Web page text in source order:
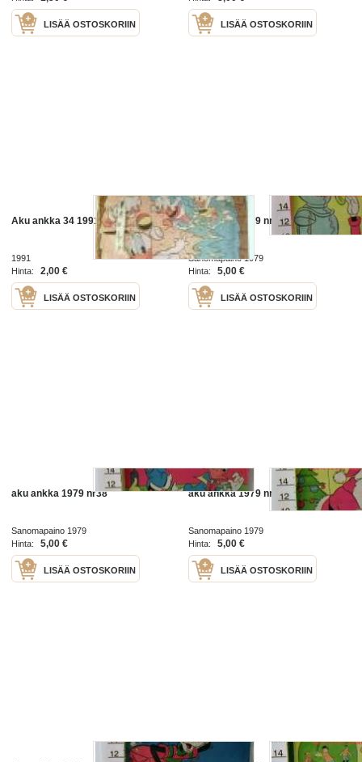
LISÄÄ OSTOSKORIIN LISÄÄ OSTOSKORIIN
Aku ankka 34 1991
1991
Hinta:
2,00 €
LISÄÄ OSTOSKORIIN
aku ankka 1979 nr43
Sanomapaino 1979
Hinta:
5,00 €
LISÄÄ OSTOSKORIIN
aku ankka 1979 nr38
Sanomapaino 1979
Hinta:
5,00 €
LISÄÄ OSTOSKORIIN
aku ankka 1979 nr51
Sanomapaino 1979
Hinta:
5,00 €
LISÄÄ OSTOSKORIIN